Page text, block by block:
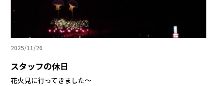
2025/11/26
スタッフの休日
花火見に行ってきました～